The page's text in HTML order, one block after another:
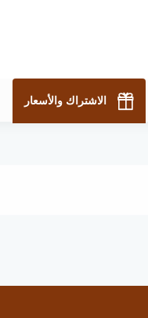
الاشتراك والأسعار